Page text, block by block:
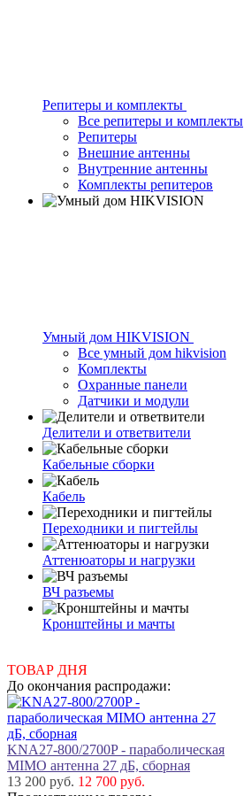
Репитеры и комплекты
Все репитеры и комплекты
Репитеры
Внешние антенны
Внутренние антенны
Комплекты репитеров
Умный дом HIKVISION
Все умный дом hikvision
Комплекты
Охранные панели
Датчики и модули
Делители и ответвители
Кабельные сборки
Кабель
Переходники и пигтейлы
Аттенюаторы и нагрузки
ВЧ разъемы
Кронштейны и мачты
ТОВАР ДНЯ
До окончания распродажи:
KNA27-800/2700P - параболическая
MIMO антенна 27 дБ, сборная
13 200 руб. 12 700 руб.